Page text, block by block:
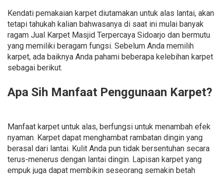
Kendati pemakaian karpet diutamakan untuk alas lantai, akan
tetapi tahukah kalian bahwasanya di saat ini mulai banyak
ragam Jual Karpet Masjid Terpercaya Sidoarjo dan bermutu
yang memiliki beragam fungsi. Sebelum Anda memilih
karpet, ada baiknya Anda pahami beberapa kelebihan karpet
sebagai berikut.
Apa Sih Manfaat Penggunaan Karpet?
Manfaat karpet untuk alas, berfungsi untuk menambah efek
nyaman. Karpet dapat menghambat rambatan dingin yang
berasal dari lantai. Kulit Anda pun tidak bersentuhan secara
terus-menerus dengan lantai dingin. Lapisan karpet yang
empuk juga dapat membikin seseorang semakin betah